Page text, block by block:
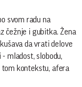
svom radu na
čežnje i gubitka. Žena
da vrati delove
mladost, slobodu,
tom kontekstu, afera